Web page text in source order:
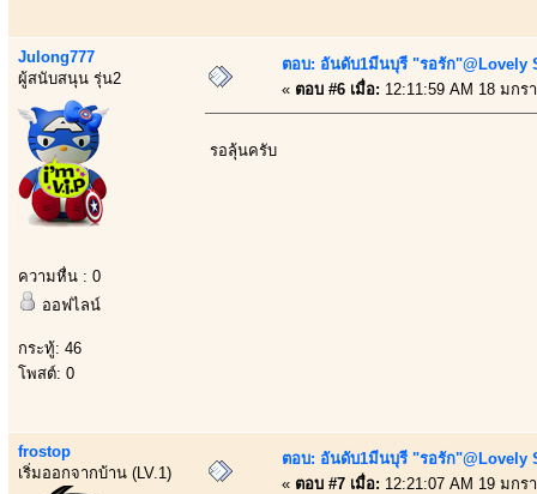
Julong777
ผู้สนับสนุน รุ่น2
ความหื่น : 0
ออฟไลน์
กระทู้: 46
โพสต์: 0
ตอบ: อันดับ1มีนบุรี "รอรัก"@Lovely
« ตอบ #6 เมื่อ: 12:11:59 AM 18 มกร
รอลุ้นครับ
frostop
เริ่มออกจากบ้าน (LV.1)
ตอบ: อันดับ1มีนบุรี "รอรัก"@Lovely
« ตอบ #7 เมื่อ: 12:21:07 AM 19 มกร